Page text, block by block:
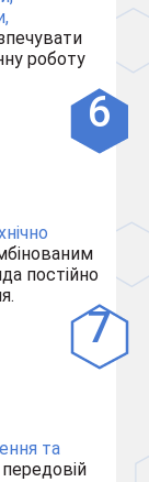
роботу
постійно
та